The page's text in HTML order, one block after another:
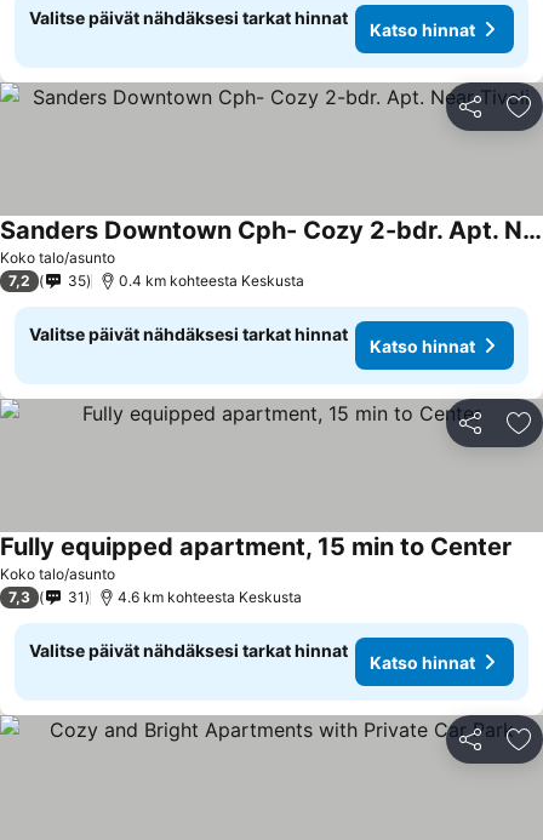
Valitse päivät nähdäksesi tarkat hinnat
Katso hinnat
Jaa
Koko talo/asunto
Sanders Downtown Cph- Cozy 2-bdr. Apt. Near Tivoli
7,2 35 0.4 km kohteesta Keskusta
Valitse päivät nähdäksesi tarkat hinnat
Katso hinnat
Jaa
Koko talo/asunto
Fully equipped apartment, 15 min to Center
7,3 31 4.6 km kohteesta Keskusta
Valitse päivät nähdäksesi tarkat hinnat
Katso hinnat
Jaa